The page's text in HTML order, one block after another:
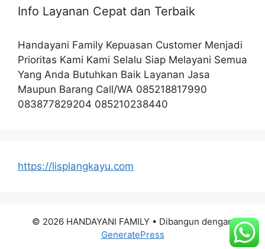
Info Layanan Cepat dan Terbaik
Handayani Family Kepuasan Customer Menjadi
Prioritas Kami Kami Selalu Siap Melayani Semua
Yang Anda Butuhkan Baik Layanan Jasa
Maupun Barang Call/WA 085218817990
083877829204 085210238440
https://lisplangkayu.com
© 2026 HANDAYANI FAMILY • Dibangun dengan
GeneratePress